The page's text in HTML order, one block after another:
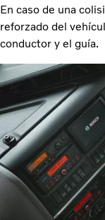
En caso de una
reforzado del
conductor y el guía.